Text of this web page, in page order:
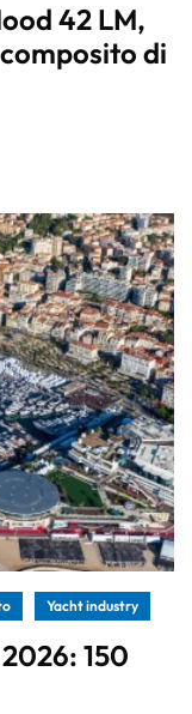
42 LM,
di
Yacht industry
150